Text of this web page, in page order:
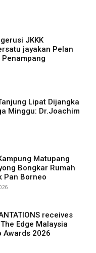
JKKK
jayakan Pelan
Lipat Dijangka
Minggu: Dr.Joachim
Matupang
Bongkar Rumah
Pan Borneo
receives
Edge Malaysia
Awards 2026